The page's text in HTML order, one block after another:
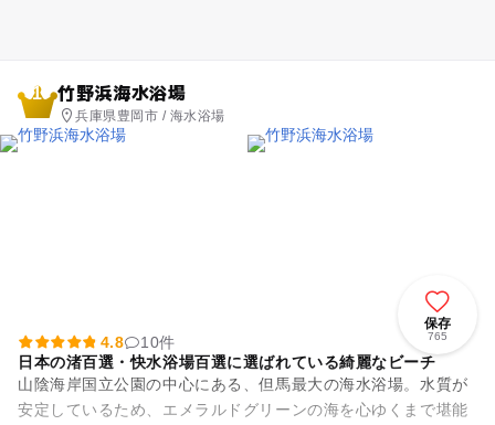
1 竹野浜海水浴場
兵庫県豊岡市 / 海水浴場
保存
765
4.8
10件
日本の渚百選・快水浴場百選に選ばれている綺麗なビーチ
山陰海岸国立公園の中心にある、但馬最大の海水浴場。水質が
安定しているため、エメラルドグリーンの海を心ゆくまで堪能